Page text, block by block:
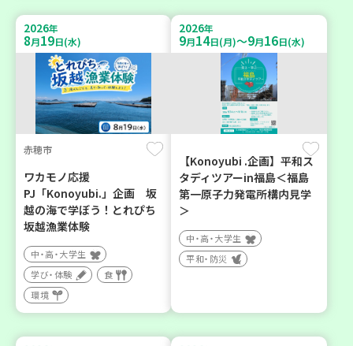
2026年
8月19日(水)
赤穂市
ワカモノ応援
PJ「Konoyubi.」企画 坂
越の海で学ぼう！とれぴち
坂越漁業体験
中・高・大学生
学び・体験
食
環境
2026年
9月14日(月)～9月16日(水)
【Konoyubi .企画】平和ス
タディツアーin福島＜福島
第一原子力発電所構内見学
＞
中・高・大学生
平和・防災